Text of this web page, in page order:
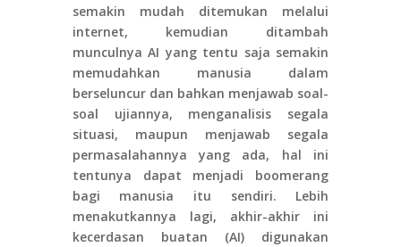
semakin mudah ditemukan melalui
internet, kemudian ditambah
munculnya AI yang tentu saja semakin
memudahkan manusia dalam
berseluncur dan bahkan menjawab soal-
soal ujiannya, menganalisis segala
situasi, maupun menjawab segala
permasalahannya yang ada, hal ini
tentunya dapat menjadi boomerang
bagi manusia itu sendiri. Lebih
menakutkannya lagi, akhir-akhir ini
kecerdasan buatan (AI) digunakan